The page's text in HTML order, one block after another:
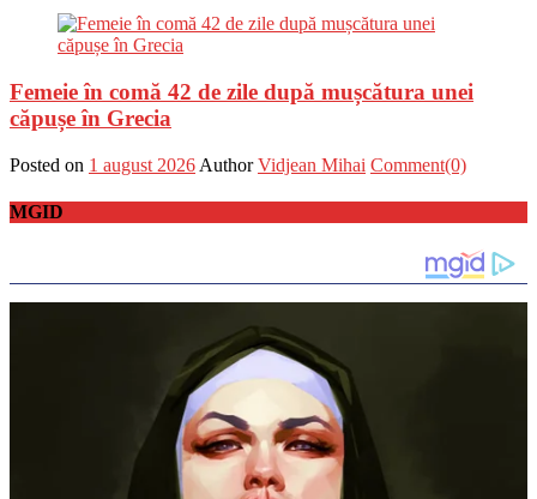
Femeie în comă 42 de zile după mușcătura unei
căpușe în Grecia
Posted on 1 august 2026 Author Vidjean Mihai Comment(0)
MGID